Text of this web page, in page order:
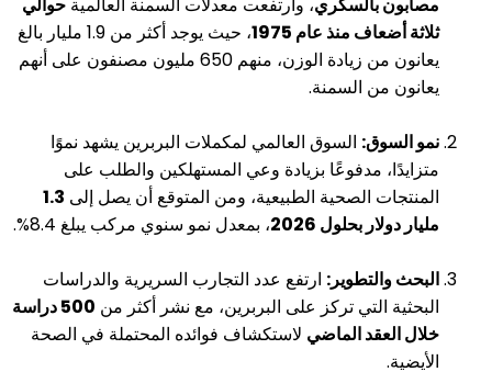
ثلاثة أضعاف منذ عام 1975
، حيث يوجد أكثر من 1.9 مليار بالغ
يعانون من زيادة الوزن، منهم 650 مليون مصنفون على أنهم
يعانون من السمنة.
نمو السوق: السوق العالمي لمكملات البربرين يشهد نموًا
متزايدًا، مدفوعًا بزيادة وعي المستهلكين والطلب على
المنتجات الصحية الطبيعية، ومن المتوقع أن يصل إلى 1.3
مليار دولار بحلول 2026
، بمعدل نمو سنوي مركب يبلغ 8.4%.
البحث والتطوير: ارتفع عدد التجارب السريرية والدراسات
البحثية التي تركز على البربرين، مع نشر أكثر من
500 دراسة
خلال العقد الماضي لاستكشاف فوائده المحتملة في الصحة
الأيضية.